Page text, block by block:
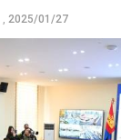
, 2025/01/27